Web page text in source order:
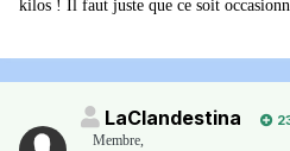
kilos ! Il faut juste que ce soit
LaClandestina
Membre,